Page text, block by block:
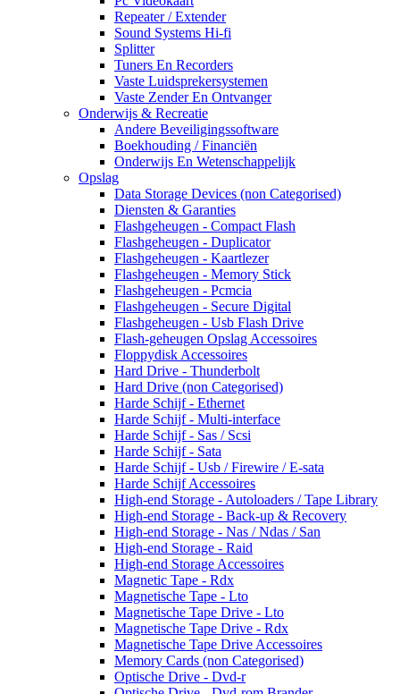
Repeater / Extender
Sound Systems Hi-fi
Splitter
Tuners En Recorders
Vaste Luidsprekersystemen
Vaste Zender En Ontvanger
Onderwijs & Recreatie
Andere Beveiligingssoftware
Boekhouding / Financiën
Onderwijs En Wetenschappelijk
Opslag
Data Storage Devices (non Categorised)
Diensten & Garanties
Flashgeheugen - Compact Flash
Flashgeheugen - Duplicator
Flashgeheugen - Kaartlezer
Flashgeheugen - Memory Stick
Flashgeheugen - Pcmcia
Flashgeheugen - Secure Digital
Flashgeheugen - Usb Flash Drive
Flash-geheugen Opslag Accessoires
Floppydisk Accessoires
Hard Drive - Thunderbolt
Hard Drive (non Categorised)
Harde Schijf - Ethernet
Harde Schijf - Multi-interface
Harde Schijf - Sas / Scsi
Harde Schijf - Sata
Harde Schijf - Usb / Firewire / E-sata
Harde Schijf Accessoires
High-end Storage - Autoloaders / Tape Library
High-end Storage - Back-up & Recovery
High-end Storage - Nas / Ndas / San
High-end Storage - Raid
High-end Storage Accessoires
Magnetic Tape - Rdx
Magnetische Tape - Lto
Magnetische Tape Drive - Lto
Magnetische Tape Drive - Rdx
Magnetische Tape Drive Accessoires
Memory Cards (non Categorised)
Optische Drive - Dvd-r